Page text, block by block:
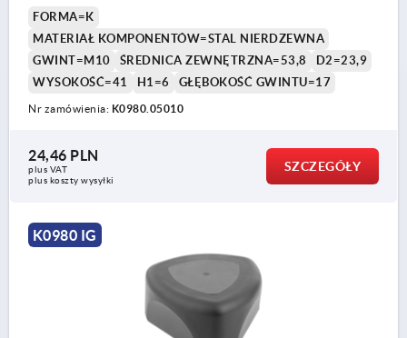
FORMA=K
MATERIAŁ KOMPONENTÓW=STAL NIERDZEWNA
GWINT=M10
ŚREDNICA ZEWNĘTRZNA=53,8
D2=23,9
WYSOKOŚĆ=41
H1=6 GŁĘBOKOŚĆ GWINTU=17
Nr zamówienia: K0980.05010
24,46 PLN
plus VAT
plus koszty wysyłki
SZCZEGÓŁY
K0980 IG